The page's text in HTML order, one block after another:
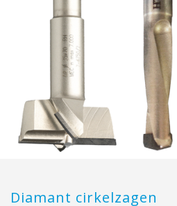
Diamant cirkelzagen